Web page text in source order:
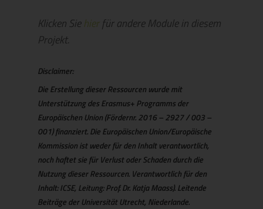
Klicken Siehierfür andere Module in diesem
Projekt.
Disclaimer:
Die Erstellung dieser Ressourcen wurde mit
Unterstützung des Erasmus+ Programms der
Europäischen Union (Fördernr. 2016 – 2927 / 003 –
001) finanziert. Die Europäischen Union/Europäische
Kommission ist weder für den Inhalt verantwortlich,
noch haftet sie für Verlust oder Schaden durch die
Nutzung dieser Ressourcen. Verantwortlich für den
Inhalt: ICSE, Leitung: Prof. Dr. Katja Maass). Leitende
Beiträge der Universität Utrecht, Niederlande.